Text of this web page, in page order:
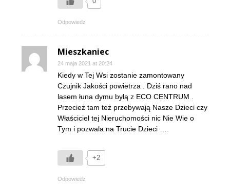
Odpowiedz
Mieszkaniec
24 maja 2021 at 20:24
Kiedy w Tej Wsi zostanie zamontowany
Czujnik Jakości powietrza . Dziś rano nad
lasem łuna dymu byłą z ECO CENTRUM .
Przecież tam też przebywają Nasze Dzieci czy
Właściciel tej Nieruchomości nic Nie Wie o
Tym i pozwala na Trucie Dzieci ….
+2
Odpowiedz